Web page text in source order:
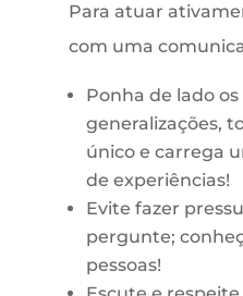
Para atuar
com uma
Ponha de lado
generalizações,
único e carrega
de experiências!
Evite fazer
pergunte;
pessoas!